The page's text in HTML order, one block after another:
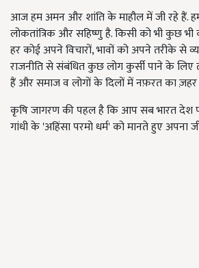
आज हम अमन और शांति के माहौल में जी रहे हैं.
लोकतांत्रिक और सहिष्णु है. किसी को भी कुछ
हर कोई अपने विचारों, भावों को अपने तरीके से
राजनीति से संबंधित कुछ लोग कुर्सी पाने के
हैं और समाज व लोगों के दिलों में नफ़रत का ज़हर
कृषि जागरण की पहल है कि आप सब भारत देश
गांधी के 'अहिंसा परमो धर्म' को मानते हुए अपना